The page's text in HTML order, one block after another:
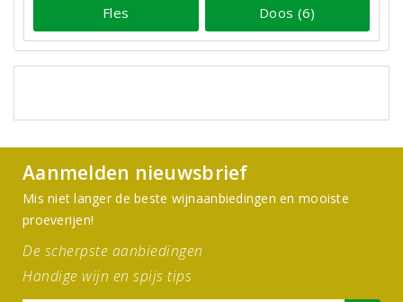
Fles Doos (6)
Aanmelden nieuwsbrief
Mis niet langer de beste wijnaanbiedingen en mooiste
proeverijen!
De scherpste aanbiedingen
Handige wijn en spijs tips